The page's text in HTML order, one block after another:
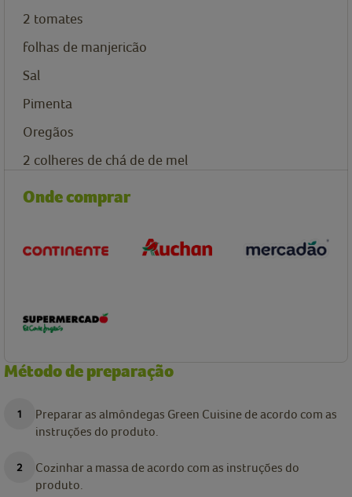
2 tomates
folhas de manjericão
Sal
Pimenta
Oregãos
2 colheres de chá de de mel
Onde comprar
Método de preparação
Preparar as almôndegas Green Cuisine de acordo com as
instruções do produto.
Cozinhar a massa de acordo com as instruções do
produto.